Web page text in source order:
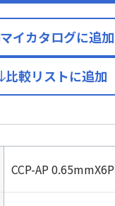
マイカタログに追加
比較リストに追加
CCP-AP 0.65mmX6P